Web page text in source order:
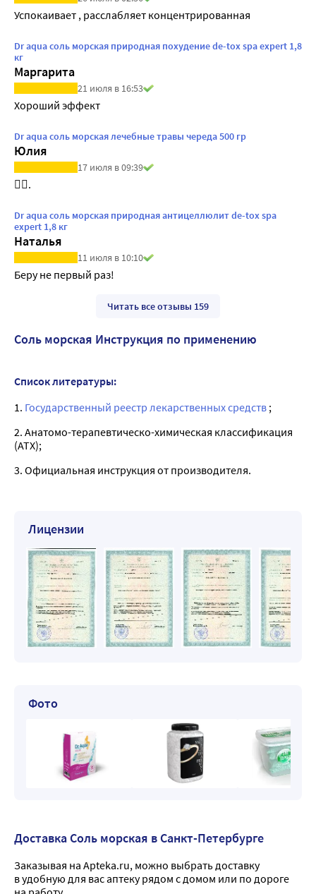
Успокаивает , расслабляет концентрированная
Dr aqua соль морская природная похудение de-tox spa expert 1,8
кг
Маргарита
21 июля в 16:53
Хороший эффект
Dr aqua соль морская лечебные травы череда 500 гр
Юлия
17 июля в 09:39
👍🏻.
Dr aqua соль морская природная антицеллюлит de-tox spa
expert 1,8 кг
Наталья
11 июля в 10:10
Беру не первый раз!
Читать все отзывы 159
Соль морская Инструкция по применению
Список литературы:
1. Государственный реестр лекарственных средств ;
2. Анатомо-терапевтическо-химическая классификация
(ATX);
3. Официальная инструкция от производителя.
Лицензии
Фото
Доставка Соль морская в Санкт-Петербурге
Заказывая на Apteka.ru, можно выбрать доставку
в удобную для вас аптеку рядом с домом или по дороге